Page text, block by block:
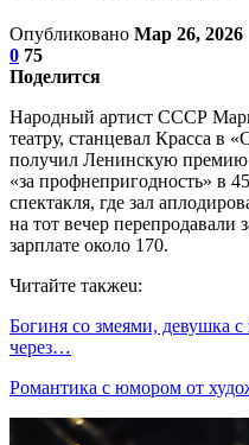
Опубликовано Мар 26, 2026
0 75
Поделится
Народный артист СССР
театру, станцевал Красса в
получил Ленинскую
«за профнепригодность» в
спектакля, где зал
на тот вечер
зарплате около 170.
Читайте такжеu:
Богиня со змеями, девушка
через…
Романтика с юмором от